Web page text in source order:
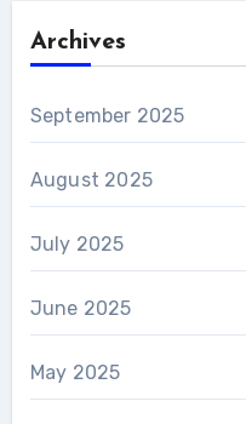
Archives
September 2025
August 2025
July 2025
June 2025
May 2025